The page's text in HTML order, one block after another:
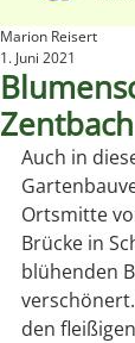
Zentbach
Marion Reisert
1. Juni 2021
Auch in
Ortsmitte
Brücke in
blühenden
den